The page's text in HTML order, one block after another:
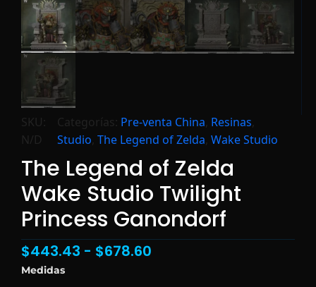
SKU:
N/D
Categorías: Pre-venta China Resinas
Studio The Legend of Zelda Wake Studio
The Legend of Zelda
Wake Studio Twilight
Princess Ganondorf
$443.43 - $678.60
Medidas